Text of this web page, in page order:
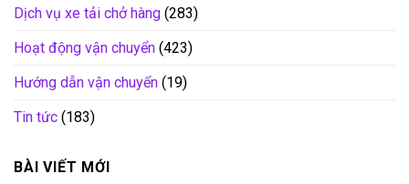
Dịch vụ xe tải chở hàng (283)
Hoạt động vận chuyển (423)
Hướng dẫn vận chuyển (19)
Tin tức (183)
BÀI VIẾT MỚI